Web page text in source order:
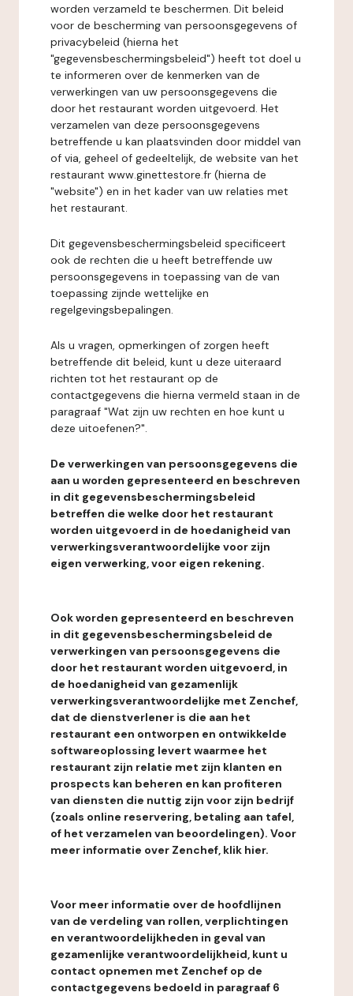
worden verzameld te beschermen. Dit beleid
voor de bescherming van persoonsgegevens of
privacybeleid (hierna het
"gegevensbeschermingsbeleid") heeft tot doel u
te informeren over de kenmerken van de
verwerkingen van uw persoonsgegevens die
door het restaurant worden uitgevoerd. Het
verzamelen van deze persoonsgegevens
betreffende u kan plaatsvinden door middel van
of via, geheel of gedeeltelijk, de website van het
restaurant www.ginettestore.fr (hierna de
"website") en in het kader van uw relaties met
het restaurant.
Dit gegevensbeschermingsbeleid specificeert
ook de rechten die u heeft betreffende uw
persoonsgegevens in toepassing van de van
toepassing zijnde wettelijke en
regelgevingsbepalingen.
Als u vragen, opmerkingen of zorgen heeft
betreffende dit beleid, kunt u deze uiteraard
richten tot het restaurant op de
contactgegevens die hierna vermeld staan in de
paragraaf "Wat zijn uw rechten en hoe kunt u
deze uitoefenen?".
De verwerkingen van persoonsgegevens die
aan u worden gepresenteerd en beschreven
in dit gegevensbeschermingsbeleid
betreffen die welke door het restaurant
worden uitgevoerd in de hoedanigheid van
verwerkingsverantwoordelijke voor zijn
eigen verwerking, voor eigen rekening.
Ook worden gepresenteerd en beschreven
in dit gegevensbeschermingsbeleid de
verwerkingen van persoonsgegevens die
door het restaurant worden uitgevoerd, in
de hoedanigheid van gezamenlijk
verwerkingsverantwoordelijke met Zenchef,
dat de dienstverlener is die aan het
restaurant een ontworpen en ontwikkelde
softwareoplossing levert waarmee het
restaurant zijn relatie met zijn klanten en
prospects kan beheren en kan profiteren
van diensten die nuttig zijn voor zijn bedrijf
(zoals online reservering, betaling aan tafel,
of het verzamelen van beoordelingen). Voor
meer informatie over Zenchef, klik hier.
Voor meer informatie over de hoofdlijnen
van de verdeling van rollen, verplichtingen
en verantwoordelijkheden in geval van
gezamenlijke verantwoordelijkheid, kunt u
contact opnemen met Zenchef op de
contactgegevens bedoeld in paragraaf 6